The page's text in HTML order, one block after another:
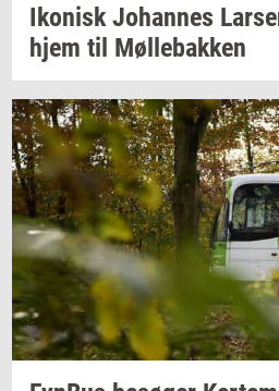
Iko­nisk Jo­han­nes
hjem til Møl­le­bak­ken